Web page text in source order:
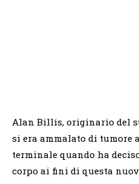
Alan Billis, originario del
si era ammalato di tumore
terminale quando ha
corpo ai fini di questa